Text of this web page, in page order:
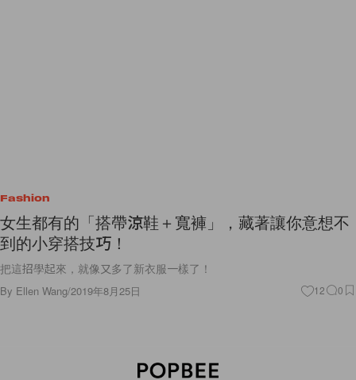
Fashion
女生都有的「搭帶涼鞋＋寬褲」，藏著讓你意想不
到的小穿搭技巧！
把這招學起來，就像又多了新衣服一樣了！
By Ellen Wang/2019年8月25日 12 0